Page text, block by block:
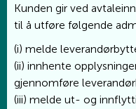
Kunden gir ved
til å utføre følgende
(i) melde
(ii) innhente
gjennomføre
(iii) melde ut- og